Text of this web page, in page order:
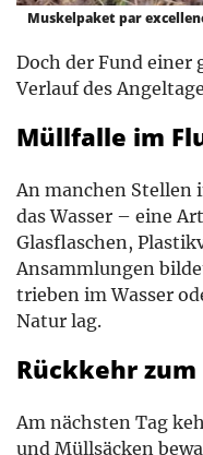
Muskelpaket par
Doch der Fund
Verlauf des
Müllfalle im
An manchen Stellen
das Wasser – eine
Glasflaschen,
Ansammlungen
trieben im Wasser
Natur lag.
Rückkehr zum
Am nächsten Tag
und Müllsäcken